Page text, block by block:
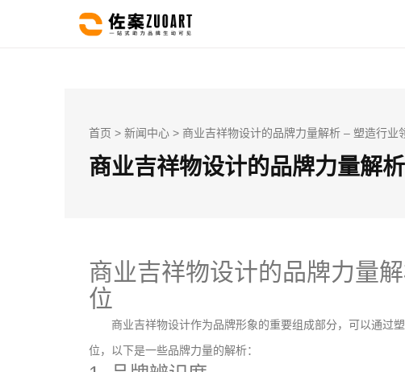
首页 > 新闻中心 > 商业吉祥物设计的品牌力量解析 – 塑造行业
商业吉祥物设计的品牌力量解
商业吉祥物设计的品牌力量
位
商业吉祥物设计作为品牌形象的重要组成部分，可以通过
位，以下是一些品牌力量的解析：